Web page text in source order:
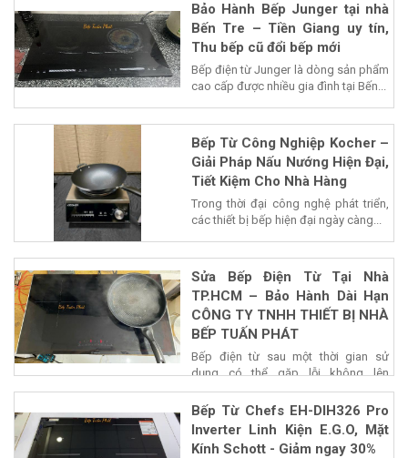
Bảo Hành Bếp Junger tại nhà
Bến Tre – Tiền Giang uy tín,
Thu bếp cũ đổi bếp mới
Bếp điện từ Junger là dòng sản phẩm
cao cấp được nhiều gia đình tại Bến...
Bếp Từ Công Nghiệp Kocher –
Giải Pháp Nấu Nướng Hiện Đại,
Tiết Kiệm Cho Nhà Hàng
Trong thời đại công nghệ phát triển,
các thiết bị bếp hiện đại ngày càng...
Sửa Bếp Điện Từ Tại Nhà
TP.HCM – Bảo Hành Dài Hạn
CÔNG TY TNHH THIẾT BỊ NHÀ
BẾP TUẤN PHÁT
Bếp điện từ sau một thời gian sử
dụng có thể gặp lỗi không lên
nguồn,...
Bếp Từ Chefs EH-DIH326 Pro
Inverter Linh Kiện E.G.O, Mặt
Kính Schott - Giảm ngay 30%